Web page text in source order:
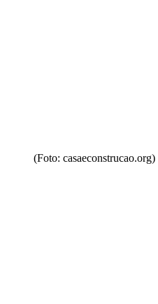
(Foto: casaeconstrucao.org)